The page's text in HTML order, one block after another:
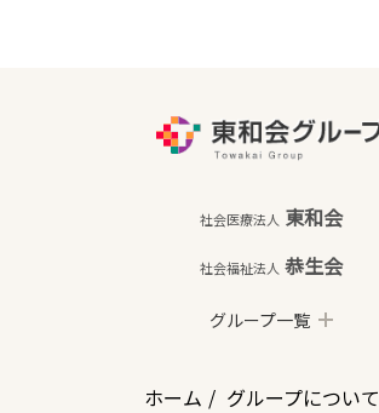
社会医療法人 東和会
社会福祉法人 恭生会
グループ一覧
ホーム グループについて